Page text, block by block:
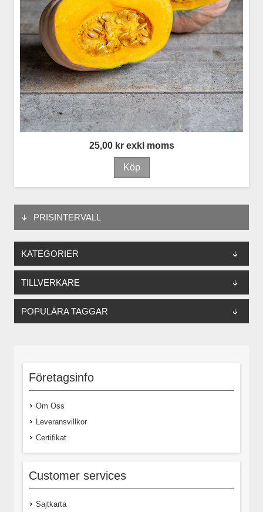
25,00 kr exkl moms
PRISINTERVALL
KATEGORIER
TILLVERKARE
POPULÄRA TAGGAR
Företagsinfo
Om Oss
Leveransvillkor
Certifikat
Customer services
Sajtkarta